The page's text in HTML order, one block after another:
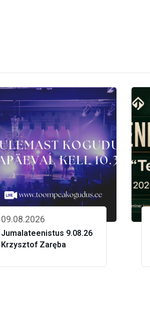
09.08.2026
Jumalateenistus 9.08.26
Krzysztof Zaręba